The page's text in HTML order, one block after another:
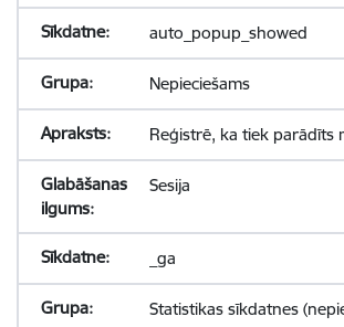
auto_popup_showed
Nepieciešams
Reģistrē, ka tiek parādīts
Sesija
_ga
Statistikas sīkdatnes